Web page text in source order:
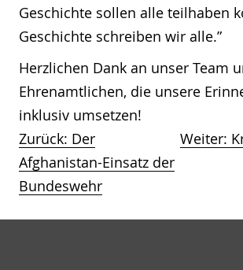
Geschichte sollen alle teilhaben
Geschichte schreiben wir alle.”
Herzlichen Dank an unser Team
Ehrenamtlichen, die unsere
inklusiv umsetzen!
Zurück: Der
Afghanistan-Einsatz der
Bundeswehr
Weiter: